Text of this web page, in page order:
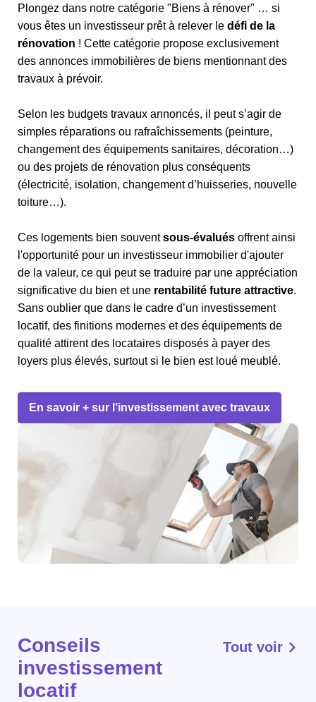
Plongez dans notre catégorie "Biens à rénover" … si
vous êtes un investisseur prêt à relever le défi de la
rénovation ! Cette catégorie propose exclusivement
des annonces immobilières de biens mentionnant des
travaux à prévoir.
Selon les budgets travaux annoncés, il peut s’agir de
simples réparations ou rafraîchissements (peinture,
changement des équipements sanitaires, décoration…)
ou des projets de rénovation plus conséquents
(électricité, isolation, changement d’huisseries, nouvelle
toiture…).
Ces logements bien souventsous-évalués offrent ainsi
l'opportunité pour un investisseur immobilier d'ajouter
de la valeur, ce qui peut se traduire par une appréciation
significative du bien et une rentabilité future attractive.
Sans oublier que dans le cadre d’un investissement
locatif, des finitions modernes et des équipements de
qualité attirent des locataires disposés à payer des
loyers plus élevés, surtout si le bien est loué meublé.
En savoir + sur l’investissement avec travaux
Conseils
investissement
locatif
Tout voir